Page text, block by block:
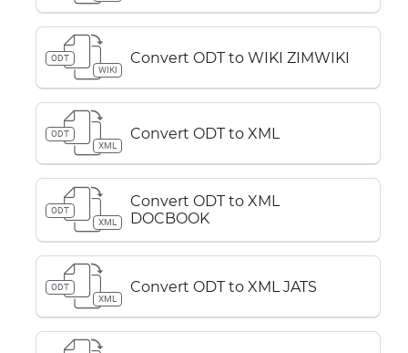
ODT
WIKI
Convert ODT to WIKI ZIMWIKI
ODT
XML
Convert ODT to XML
ODT
XML
Convert ODT to XML
DOCBOOK
ODT
XML
Convert ODT to XML JATS